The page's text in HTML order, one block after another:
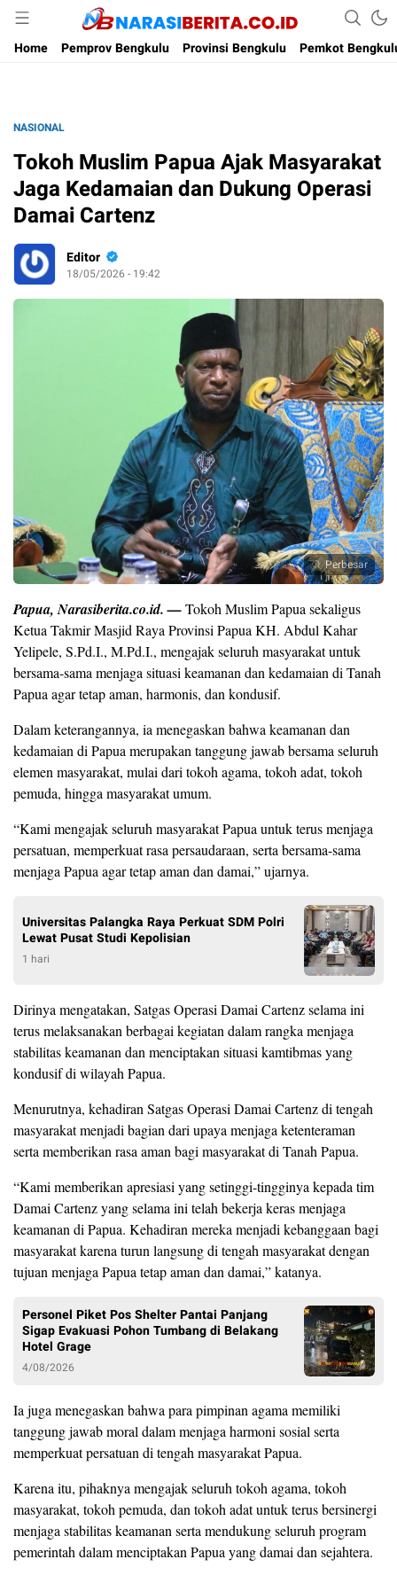
Narasi Berita
Home
Pemprov Bengkulu Provinsi Bengkulu Pemkot
NASIONAL
Tokoh Muslim Papua Ajak Masyarakat
Jaga Kedamaian dan Dukung Operasi
Damai Cartenz
Editor
18/05/2026 - 19:42
Perbesar
Papua, Narasiberita.co.id. —Tokoh Muslim Papua sekaligus
Ketua Takmir Masjid Raya Provinsi Papua KH. Abdul Kahar
Yelipele, S.Pd.I., M.Pd.I., mengajak seluruh masyarakat untuk
bersama-sama menjaga situasi keamanan dan kedamaian di Tanah
Papua agar tetap aman, harmonis, dan kondusif.
Dalam keterangannya, ia menegaskan bahwa keamanan dan
kedamaian di Papua merupakan tanggung jawab bersama seluruh
elemen masyarakat, mulai dari tokoh agama, tokoh adat, tokoh
pemuda, hingga masyarakat umum.
“Kami mengajak seluruh masyarakat Papua untuk terus menjaga
persatuan, memperkuat rasa persaudaraan, serta bersama-sama
menjaga Papua agar tetap aman dan damai,” ujarnya.
Universitas Palangka Raya Perkuat SDM Polri
Lewat Pusat Studi Kepolisian
1 hari
Dirinya mengatakan, Satgas Operasi Damai Cartenz selama ini
terus melaksanakan berbagai kegiatan dalam rangka menjaga
stabilitas keamanan dan menciptakan situasi kamtibmas yang
kondusif di wilayah Papua.
Menurutnya, kehadiran Satgas Operasi Damai Cartenz di tengah
masyarakat menjadi bagian dari upaya menjaga ketenteraman
serta memberikan rasa aman bagi masyarakat di Tanah Papua.
“Kami memberikan apresiasi yang setinggi-tingginya kepada tim
Damai Cartenz yang selama ini telah bekerja keras menjaga
keamanan di Papua. Kehadiran mereka menjadi kebanggaan bagi
masyarakat karena turun langsung di tengah masyarakat dengan
tujuan menjaga Papua tetap aman dan damai,” katanya.
Personel Piket Pos Shelter Pantai Panjang
Sigap Evakuasi Pohon Tumbang di Belakang
Hotel Grage
4/08/2026
Ia juga menegaskan bahwa para pimpinan agama memiliki
tanggung jawab moral dalam menjaga harmoni sosial serta
memperkuat persatuan di tengah masyarakat Papua.
Karena itu, pihaknya mengajak seluruh tokoh agama, tokoh
masyarakat, tokoh pemuda, dan tokoh adat untuk terus bersinergi
menjaga stabilitas keamanan serta mendukung seluruh program
pemerintah dalam menciptakan Papua yang damai dan sejahtera.